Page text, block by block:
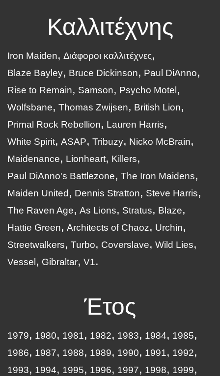
Καλλιτέχνης
Iron Maiden
Διάφοροι καλλιτέχνες
Blaze Bayley
Bruce Dickinson
Paul DiAnno
Rise to Remain
Samson
Psycho Motel
Wolfsbane
Thomas Zwijsen
British Lion
Primal Rock Rebellion
Lauren Harris
White Spirit ASAP Tribuzy
Nicko McBrain
Maidenance
Lionheart
Killers
Paul DiAnno's Battlezone
The Iron Maidens
Maiden United
Dennis Stratton
Steve Harris
The Raven Age
As Lions Stratus
Blaze
Hattie Green
Architects of Chaoz
Urchin
Streetwalkers
Turbo Coverslave
Wild Lies
Vessel
Gibraltar V1
Έτος
1979 1980 1981 1982 1983 1984
1985
1986
1987 1988 1989 1990 1991
1992
1993
1994 1995 1996 1997 1998
1999